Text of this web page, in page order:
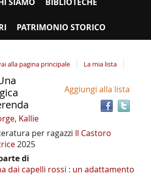
PATRIMONIO STORICO
alla pagina principale La mia lista
Aggiungi alla lista
Kallie
per ragazzi Il Castoro
2025
di
dai capelli rossi : un adattamento